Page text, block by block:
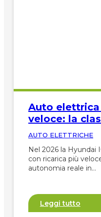
Auto
veloce: la
AUTO ELETTRICHE
Nel 2026 la Hyundai
con ricarica più
autonomia reale in…
Leggi tutto